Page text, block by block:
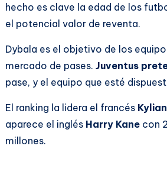
hecho es clave la edad de los
el potencial valor de reventa.
Dybala es el objetivo de los
mercado de pases.Juventus
pase, y el equipo que esté
El ranking la lidera el francés
aparece el inglés Harry Kane con
millones.